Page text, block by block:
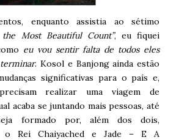
enquanto assistia ao sétimo
the Most Beautiful Count”, eu fiquei
eu vou sentir falta de todos eles
. Kosol e Banjong ainda estão
significativas para o país e,
realizar uma viagem de
acaba se juntando mais pessoas, até
formado por, além dos dois,
o Rei Chaiyached e Jade – E A